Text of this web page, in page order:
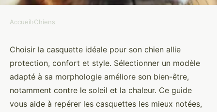
Les meilleures casquettes pour
chien : guide d'achat essentiel
Noémie•6 octobre 2025•7 min de lecture
Accueil›Chiens
Choisir la casquette idéale pour son chien allie
protection, confort et style. Sélectionner un modèle
adapté à sa morphologie améliore son bien-être,
notamment contre le soleil et la chaleur. Ce guide
vous aide à repérer les casquettes les mieux notées,